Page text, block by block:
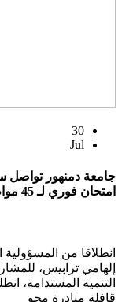
30
Jul
جامعة دمنهور تواصل
امتحان فوري لـ 45 مواطن أمي بمركز الأبعادية ب
انطلاقا من المسؤولية
إلهامي ترابيس،
قافلة مبادرة محو